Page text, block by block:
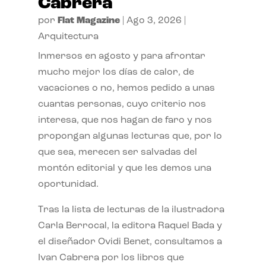
Cabrera
por Flat Magazine| Ago 3, 2026
Arquitectura
Inmersos en agosto y para afrontar
mucho mejor los días de calor, de
vacaciones o no, hemos pedido a unas
cuantas personas, cuyo criterio nos
interesa, que nos hagan de faro y nos
propongan algunas lecturas que, por lo
que sea, merecen ser salvadas del
montón editorial y que les demos una
oportunidad.
Tras la lista de lecturas de la ilustradora
Carla Berrocal, la editora Raquel Bada y
el diseñador Ovidi Benet, consultamos a
Ivan Cabrera por los libros que